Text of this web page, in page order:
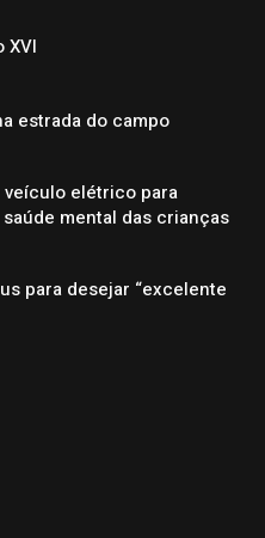
XVI
estrada do campo
elétrico para
mental das crianças
para desejar “excelente